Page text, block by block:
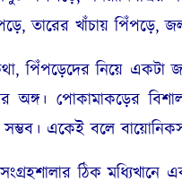
তারের খাঁচায় পিঁপড়ে,
নিয়ে একটা
অঙ্গ। পোকামাকড়ের
একেই বলে
ঠিক মধ্যিখানে